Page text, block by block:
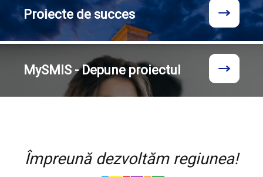
Proiecte de succes
MySMIS - Depune proiectul
Împreună dezvoltăm regiunea!